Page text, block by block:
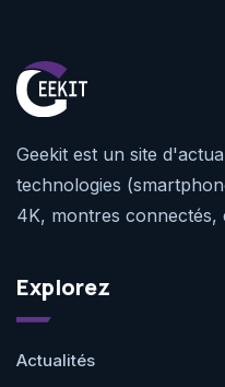
Geekit est un site
technologies
4K, montres connectés,
Explorez
Actualités